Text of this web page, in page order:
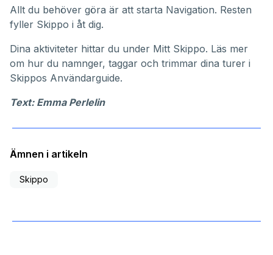
Allt du behöver göra är att starta Navigation. Resten
fyller Skippo i åt dig.
Dina aktiviteter hittar du under Mitt Skippo. Läs mer
om hur du namnger, taggar och trimmar dina turer i
Skippos Användarguide.
Text: Emma Perlelin
Ämnen i artikeln
Skippo